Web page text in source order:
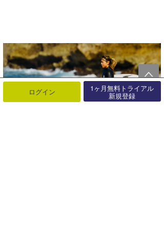
ログイン 1ヶ月無料トライアル
新規登録